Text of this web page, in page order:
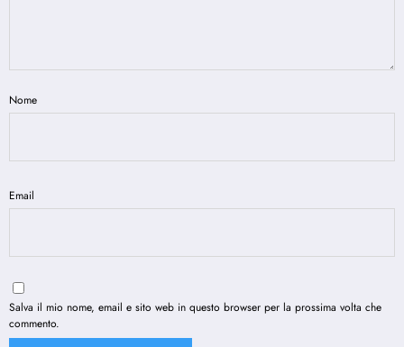
Nome
Email
Salva il mio nome, email e sito web in questo browser per la prossima volta che
commento.